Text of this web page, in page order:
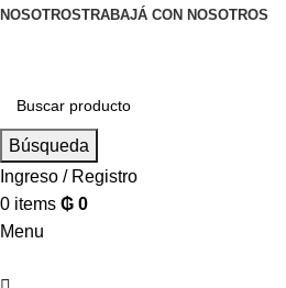
NOSOTROSTRABAJÁ CON NOSOTROS
Búsqueda
Ingreso / Registro
0 items ₲ 0
Menu